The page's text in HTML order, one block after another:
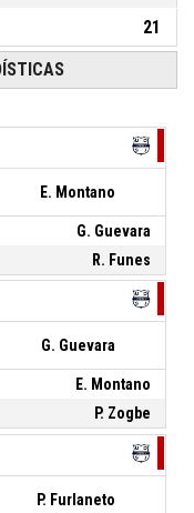
21
E. Montano
G. Guevara
R. Funes
G. Guevara
E. Montano
P. Zogbe
P. Furlaneto